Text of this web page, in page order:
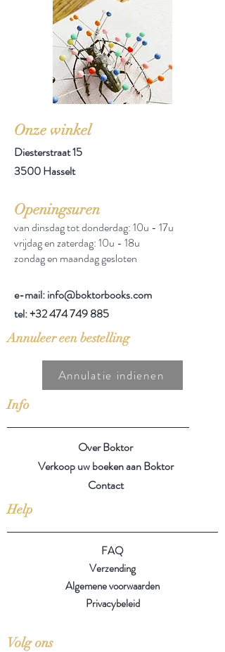
Onze winkel
Diesterstraat 15
3500 Hasselt
Openingsuren
van dinsdag tot donderdag: 10u - 17u
vrijdag en zaterdag: 10u - 18u
zondag en maandag gesloten
e-mail: info@boktorbooks.com
tel:+32 474 749 885
Annuleer een bestelling
Annulatie indienen
Info
Over Boktor
Verkoop uw boeken aan Boktor
Contact
Help
FAQ
Verzending
Algemene voorwaarden
Privacybeleid
Volg ons